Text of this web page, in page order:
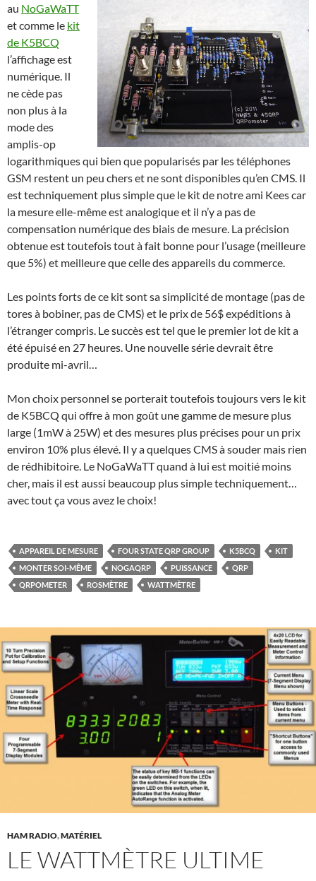
au NoGaWaTT
et comme le kit
de K5BCQ
l’affichage est
numérique. Il
ne cède pas
non plus à la
mode des
amplis-op
logarithmiques qui bien que popularisés par les téléphones
GSM restent un peu chers et ne sont disponibles qu’en CMS. Il
est techniquement plus simple que le kit de notre ami Kees car
la mesure elle-même est analogique et il n’y a pas de
compensation numérique des biais de mesure. La précision
obtenue est toutefois tout à fait bonne pour l’usage (meilleure
que 5%) et meilleure que celle des appareils du commerce.
Les points forts de ce kit sont sa simplicité de montage (pas de
tores à bobiner, pas de CMS) et le prix de 56$ expéditions à
l’étranger compris. Le succès est tel que le premier lot de kit a
été épuisé en 27 heures. Une nouvelle série devrait être
produite mi-avril…
Mon choix personnel se porterait toutefois toujours vers le kit
de K5BCQ qui offre à mon goût une gamme de mesure plus
large (1mW à 25W) et des mesures plus précises pour un prix
environ 10% plus élevé. Il y a quelques CMS à souder mais rien
de rédhibitoire. Le NoGaWaTT quand à lui est moitié moins
cher, mais il est aussi beaucoup plus simple techniquement…
avec tout ça vous avez le choix!
APPAREIL DE MESURE FOUR STATE QRP GROUP K5BCQ
KIT
MONTER SOI-MÊME
NOGAQRP PUISSANCE
QRP
QRPOMETER
ROSMÈTRE WATTMÈTRE
HAM RADIO,MATÉRIEL
LE WATTMÈTRE ULTIME